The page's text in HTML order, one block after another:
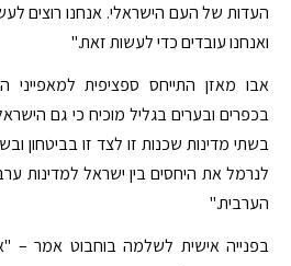
העדות של העם הישראלי. אנחנו רוצים
ואנחנו עובדים כדי לעשות זאת."
אבו מאזן התייחס ספציפית למאפייני
בכפרים ובערים בגליל מוכיח כי גם
בשתי מדינות שכנות זו לצד זו בביטחון
לנרמל את היחסים בין ישראל למדינות
הערבית."
בפנייה אישית לשלמה בוחבוט אמר